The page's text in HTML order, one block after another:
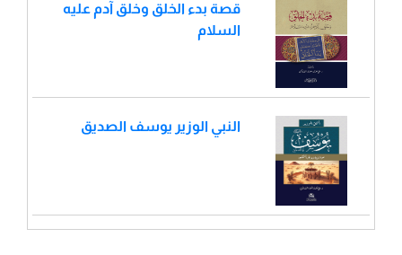
قصة بدء الخلق وخلق آدم عليه
السلام
النبي الوزير يوسف الصديق